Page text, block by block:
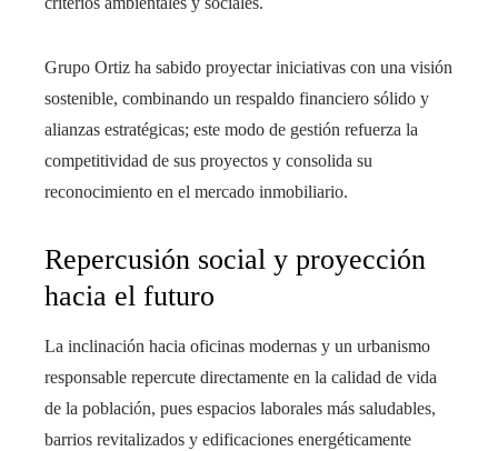
Grupo Ortiz ha sabido proyectar iniciativas con una visión
sostenible, combinando un respaldo financiero sólido y
alianzas estratégicas; este modo de gestión refuerza la
competitividad de sus proyectos y consolida su
reconocimiento en el mercado inmobiliario.
Repercusión social y proyección
hacia el futuro
La inclinación hacia oficinas modernas y un urbanismo
responsable repercute directamente en la calidad de vida
de la población, pues espacios laborales más saludables,
barrios revitalizados y edificaciones energéticamente